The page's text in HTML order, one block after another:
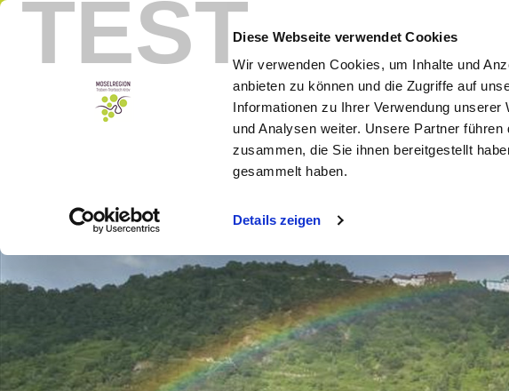
TESTDiese Webseite verwendet Cookies
Wir verwenden Cookies, um Inhalte und
anbieten zu können und die Zugriffe auf
Informationen zu Ihrer Verwendung
und Analysen weiter. Unsere Partner
zusammen, die Sie ihnen bereitgestellt
gesammelt haben.
Details zeigen
Booking Menu